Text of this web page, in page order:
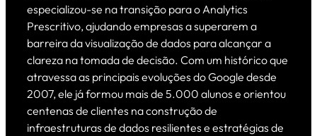
especializou-se na transição para o Analytics
Prescritivo, ajudando empresas a superarem a
barreira da visualização de dados para alcançar a
clareza na tomada de decisão. Com um histórico que
atravessa as principais evoluções do Google desde
2007, ele já formou mais de 5.000 alunos e orientou
centenas de clientes na construção de
infraestruturas de dados resilientes e estratégias de